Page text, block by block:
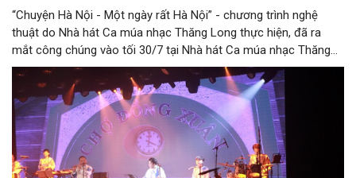
“Chuyện Hà Nội - Một ngày rất Hà Nội” - chương trình nghệ
thuật do Nhà hát Ca múa nhạc Thăng Long thực hiện, đã ra
mắt công chúng vào tối 30/7 tại Nhà hát Ca múa nhạc Thăng
Long (số 31 - 33 phố Lương Văn Can, phường Hoàn Kiếm).